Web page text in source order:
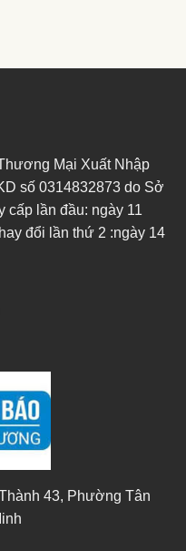
Mại Xuất Nhập
số 0314832873 do Sở
cấp lần đầu: ngày 11
đổi lần thứ 2 :ngày 14
43, Phường Tân